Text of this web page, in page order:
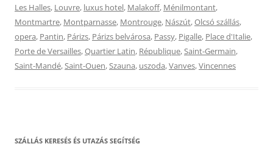
Les Halles, Louvre, luxus hotel, Malakoff, Ménilmontant,
Montmartre, Montparnasse, Montrouge, Nászút,Olcsó szállás,
opera, Pantin, Párizs, Párizs belvárosa, Passy, Pigalle, Place d'Italie,
Porte de Versailles,Quartier Latin, République,Saint-Germain,
Saint-Mandé,Saint-Ouen,Szauna, uszoda,Vanves,Vincennes
SZÁLLÁS KERESÉS ÉS UTAZÁS SEGÍTSÉG